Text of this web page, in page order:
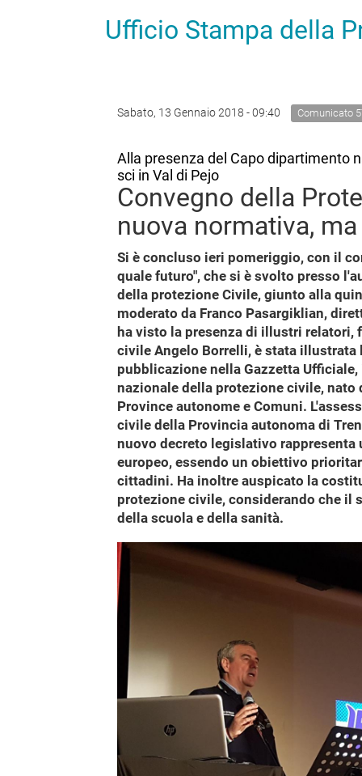
Ufficio Stampa della
Sabato, 13 Gennaio 2018 - 09:40 Comunicato
Alla presenza del Capo dipartimento
sci in Val di Pejo
Convegno della
nuova normativa,
Si è concluso ieri pomeriggio, con il
quale futuro", che si è svolto presso
della protezione Civile, giunto alla
moderato da Franco Pasargiklian,
ha visto la presenza di illustri
civile Angelo Borrelli, è stata
pubblicazione nella Gazzetta
nazionale della protezione civile, nato
Province autonome e Comuni.
civile della Provincia autonoma di
nuovo decreto legislativo
europeo, essendo un obiettivo
cittadini. Ha inoltre auspicato la
protezione civile, considerando che il
della scuola e della sanità.